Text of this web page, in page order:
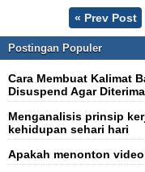
« Prev Post
Postingan Populer
Cara Membuat Kalimat
Disuspend Agar Diterima
Menganalisis prinsip
kehidupan sehari hari
Apakah menonton